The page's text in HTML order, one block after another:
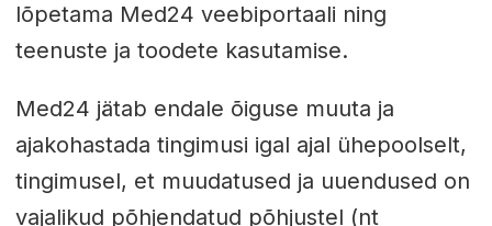
lõpetama Med24 veebiportaali ning
teenuste ja toodete kasutamise.
Med24 jätab endale õiguse muuta ja
ajakohastada tingimusi igal ajal ühepoolselt,
tingimusel, et muudatused ja uuendused on
vajalikud põhjendatud põhjustel (nt